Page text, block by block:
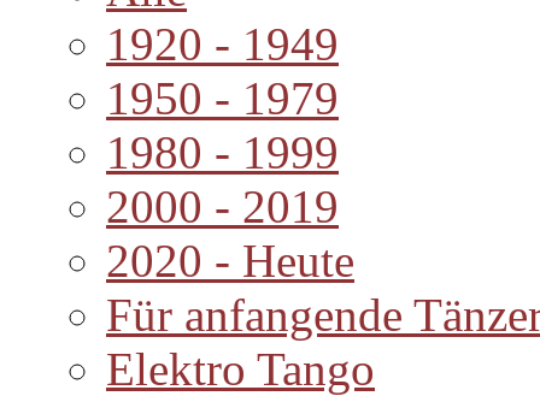
1920 - 1949
1950 - 1979
1980 - 1999
2000 - 2019
2020 - Heute
Für anfangende
Elektro Tango